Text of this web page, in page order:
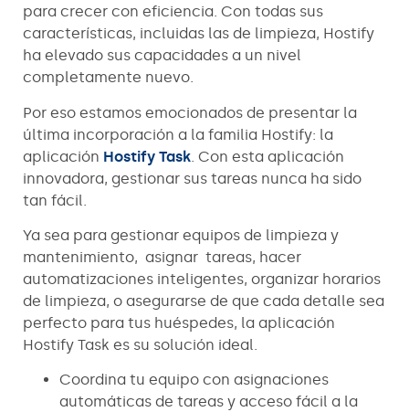
para crecer con eficiencia. Con todas sus
características, incluidas las de limpieza, Hostify
ha elevado sus capacidades a un nivel
completamente nuevo.
Por eso estamos emocionados de presentar la
última incorporación a la familia Hostify: la
aplicación Hostify Task . Con esta aplicación
innovadora, gestionar sus tareas nunca ha sido
tan fácil.
Ya sea para gestionar equipos de limpieza y
mantenimiento, asignar tareas, hacer
automatizaciones inteligentes, organizar horarios
de limpieza, o asegurarse de que cada detalle sea
perfecto para tus huéspedes, la aplicación
Hostify Task es su solución ideal.
Coordina tu equipo con asignaciones
automáticas de tareas y acceso fácil a la